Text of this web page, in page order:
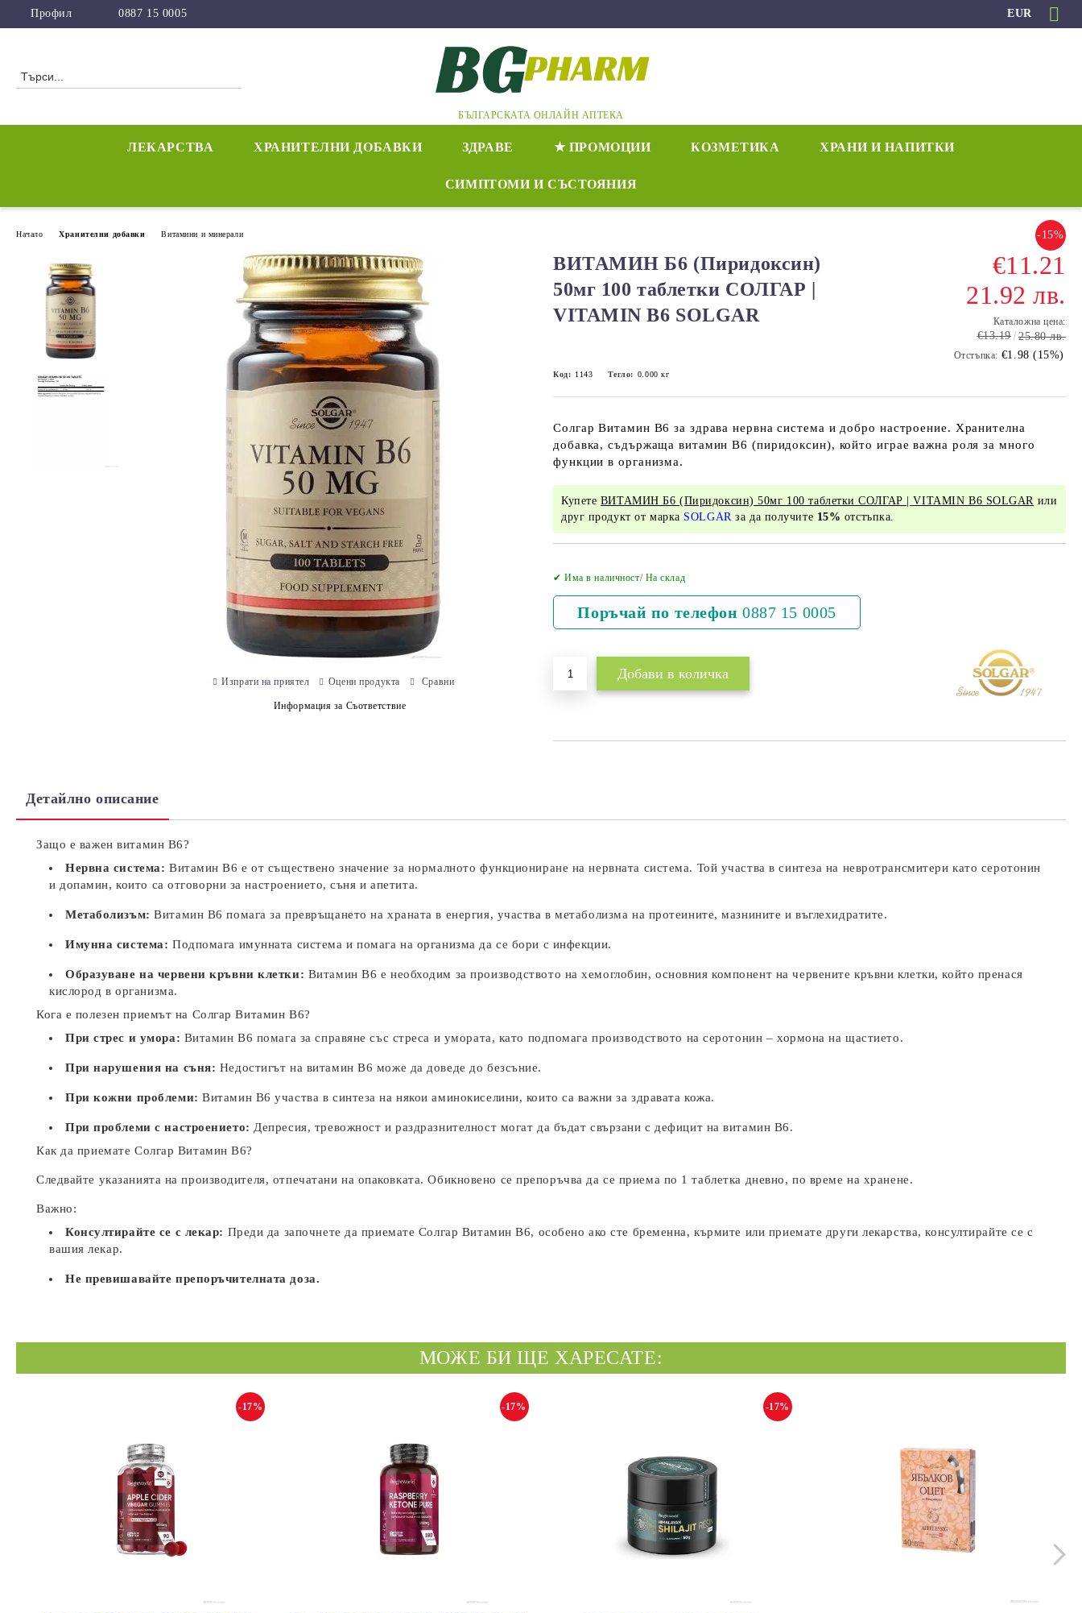
Профил 0887 15 0005 EUR
БЪЛГАРСКАТА ОНЛАЙН АПТЕКА
ЛЕКАРСТВА ХРАНИТЕЛНИ ДОБАВКИ ЗДРАВЕ ★ ПРОМОЦИИ КОЗМЕТИКА ХРАНИ И НАПИТКИ
СИМПТОМИ И СЪСТОЯНИЯ
Начало Хранителни добавки Витамини и минерали
ВИТАМИН Б6 (Пиридоксин)
50мг 100 таблетки СОЛГАР |
VITAMIN B6 SOLGAR
-15%
€11.21
21.92 лв.
Каталожна цена:
€13.19 25.80 лв.
Отстъпка: €1.98 (15%)
Код: 1143 Тегло: 0.000 кг
Солгар Витамин B6 за здрава нервна система и добро настроение. Хранителна
добавка, съдържаща витамин B6 (пиридоксин), който играе важна роля за много
функции в организма.
Купете ВИТАМИН Б6 (Пиридоксин) 50мг 100 таблетки СОЛГАР | VITAMIN B6 SOLGAR или
друг продукт от марка SOLGARза да получите 15% отстъпка.
✔ Има в наличност/ На склад
Поръчай по телефон 0887 15 0005
Изпрати на приятел Оцени продукта Сравни
Информация за Съответствие
Детайлно описание
Защо е важен витамин B6?
Нервна система: Витамин B6 е от съществено значение за нормалното функциониране на нервната система. Той участва в синтеза на невротрансмитери като серотонин
и допамин, които са отговорни за настроението, съня и апетита.
Метаболизъм: Витамин B6 помага за превръщането на храната в енергия, участва в метаболизма на протеините, мазнините и въглехидратите.
Имунна система: Подпомага имунната система и помага на организма да се бори с инфекции.
Образуване на червени кръвни клетки: Витамин B6 е необходим за производството на хемоглобин, основния компонент на червените кръвни клетки, който пренася
кислород в организма.
Кога е полезен приемът на Солгар Витамин B6?
При стрес и умора: Витамин B6 помага за справяне със стреса и умората, като подпомага производството на серотонин – хормона на щастието.
При нарушения на съня: Недостигът на витамин B6 може да доведе до безсъние.
При кожни проблеми: Витамин B6 участва в синтеза на някои аминокиселини, които са важни за здравата кожа.
При проблеми с настроението: Депресия, тревожност и раздразнителност могат да бъдат свързани с дефицит на витамин B6.
Как да приемате Солгар Витамин B6?
Следвайте указанията на производителя, отпечатани на опаковката. Обикновено се препоръчва да се приема по 1 таблетка дневно, по време на хранене.
Важно:
Консултирайте се с лекар: Преди да започнете да приемате Солгар Витамин B6, особено ако сте бременна, кърмите или приемате други лекарства, консултирайте се с
вашия лекар.
Не превишавайте препоръчителната доза.
МОЖЕ БИ ЩЕ ХАРЕСАТЕ:
-17% -17% -17%